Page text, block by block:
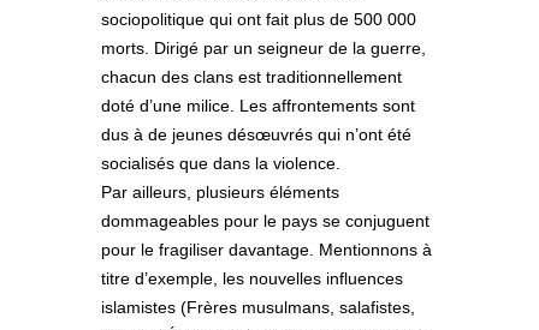
sociopolitique qui ont fait plus de 500 000
morts. Dirigé par un seigneur de la guerre,
chacun des clans est traditionnellement
doté d’une milice. Les affrontements sont
dus à de jeunes désœuvrés qui n’ont été
socialisés que dans la violence.
Par ailleurs, plusieurs éléments
dommageables pour le pays se conjuguent
pour le fragiliser davantage. Mentionnons à
titre d’exemple, les nouvelles influences
islamistes (Frères musulmans, salafistes,